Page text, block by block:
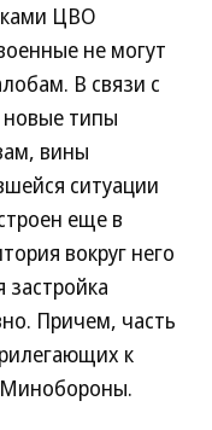
ЦВО
не могут
В связи с
новые типы
вины
ситуации
еще в
вокруг него
Причем, часть
к
Минобороны.